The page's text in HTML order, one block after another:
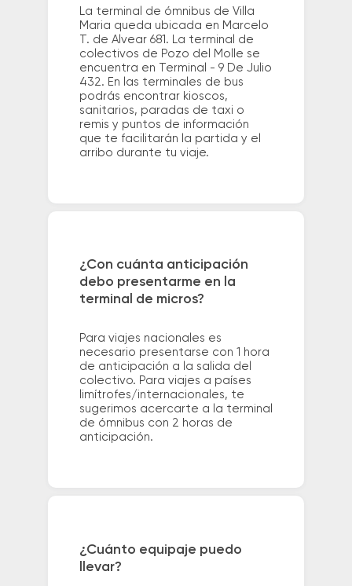
La terminal de ómnibus de Villa
Maria queda ubicada en Marcelo
T. de Alvear 681. La terminal de
colectivos de Pozo del Molle se
encuentra en Terminal - 9 De Julio
432. En las terminales de bus
podrás encontrar kioscos,
sanitarios, paradas de taxi o
remis y puntos de información
que te facilitarán la partida y el
arribo durante tu viaje.
¿Con cuánta anticipación
debo presentarme en la
terminal de micros?
Para viajes nacionales es
necesario presentarse con 1 hora
de anticipación a la salida del
colectivo. Para viajes a países
limítrofes/internacionales, te
sugerimos acercarte a la terminal
de ómnibus con 2 horas de
anticipación.
¿Cuánto equipaje puedo
llevar?